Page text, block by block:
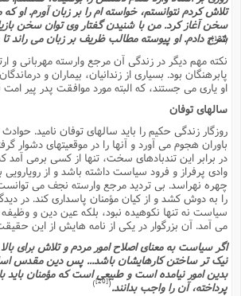
تلاش کردم نتوانستم، خواسته ام را بر زبان آورم. او که
سخن آغاز کرد. من با شنیدن گفتار وى توان سخن
شرح دادم. او پیوسته مطالب ظریف بر زبان مى راند[18]
)
نکته مهم دیگر در زندگى آن مرجع وارسته مهربانى و
پابرهنگان بود. بسیارى از زندانیان، بیماران و
او یارى مى جستند، که البته مورد موافقت پدر پیر
سالهاى توفان
روزگار زندگى حکیم را باید سالهاى توفان نامید.
باوران هجوم مى آورد و آنها را در موقعیتهاى دشوار
در برابر این تندبادهاى سخت، تنها از کسى برمى آمد
وادى پرفراز و فرود سیاست داشته باشد و از رویارویى
چهره نهراسد. بى تردید مرجع وارسته نجف مى
را به دوش کشد و از کیان مؤمنان پاسدارى کند. در
سیاست نه تنها نکوهیده نبود، بلکه عین دین و
مى آمد. آن بزرگوار در یکى از نامه هایش از این
اگر سیاست به معناى اصلاح امور مردم و تلاش براى
نیک تر ساختن کارهایشان باشد... پس دین مقدس
بدین امور نیامده است و طبیعى است که مؤمنان باید
پرداخته، آن را واجب بدانند.(
[20]
)